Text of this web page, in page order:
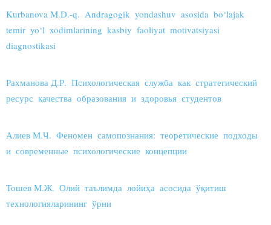
Kurbanova M.D.-q. Andragogik yondashuv asosida bo‘lajak
temir yo‘l xodimlarining kasbiy faoliyat motivatsiyasi
diagnostikasi
Рахманова Д.Р. Психологическая служба как стратегический
ресурс качества образования и здоровья студентов
Алиев М.Ч. Феномен самопознания: теоретические подходы
и современные психологические концепции
Тошев М.Ж. Олий таълимда лойиҳа асосида ўқитиш
технологияларининг ўрни